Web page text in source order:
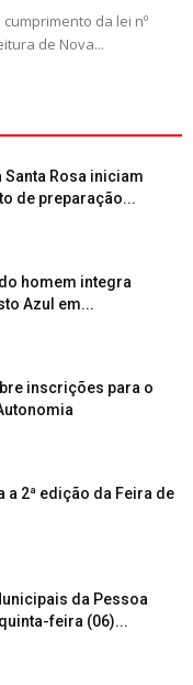
da lei nº
de Nova...
Rosa iniciam
de preparação...
homem integra
Azul em...
inscrições para o
a 2ª edição da Feira de
da Pessoa
feira (06)...